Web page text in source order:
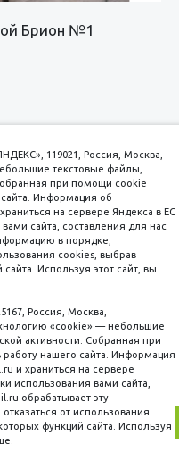
Брион №1
пл. Соляная, 6, стр. 16
8 (3822) 60-70-30
8 (3822) 22-77-68
Мы в соц. сетях
119021, Россия, Москва,
текстовые файлы,
при помощи cookie
Информация об
на сервере Яндекса в ЕС
сайта, составления для нас
в порядке,
cookies, выбрав
Используя этот сайт, вы
Россия, Москва,
«cookie» — небольшие
активности. Собранная при
нашего сайта. Информация
и храниться на сервере
использования вами сайта,
обрабатывает эту
от использования
функций сайта. Используя